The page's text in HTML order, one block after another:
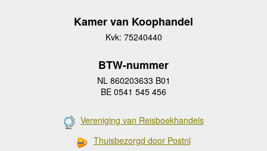
Kamer van Koophandel
Kvk: 75240440
BTW-nummer
NL 860203633 B01
BE 0541 545 456
Vereniging van Reisboekhandels
Thuisbezorgd door Postnl